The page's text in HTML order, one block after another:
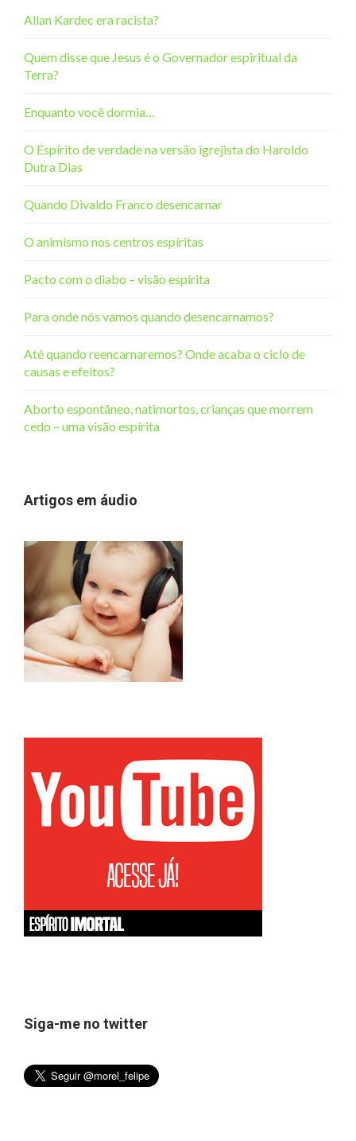
Allan Kardec era racista?
Quem disse que Jesus é o Governador espiritual da
Terra?
Enquanto você dormia…
O Espírito de verdade na versão igrejista do Haroldo
Dutra Dias
Quando Divaldo Franco desencarnar
O animismo nos centros espíritas
Pacto com o diabo – visão espírita
Para onde nós vamos quando desencarnamos?
Até quando reencarnaremos? Onde acaba o ciclo de
causas e efeitos?
Aborto espontâneo, natimortos, crianças que morrem
cedo – uma visão espírita
Artigos em áudio
Siga-me no twitter